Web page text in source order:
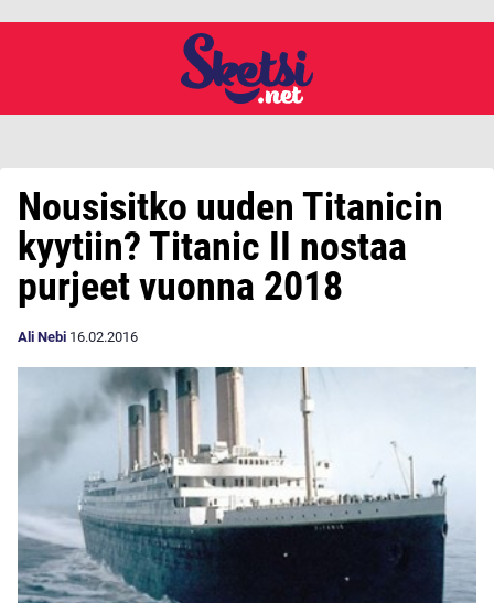
Nousisitko uuden Titanicin
kyytiin? Titanic II nostaa
purjeet vuonna 2018
Ali Nebi 16.02.2016